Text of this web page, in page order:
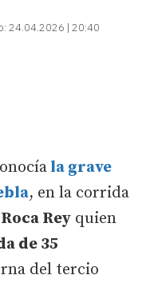
24.04.2026 | 20:40
la grave
, en la corrida
Roca Rey quien
de 35
del tercio